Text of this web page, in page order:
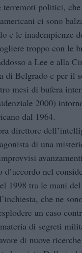
terremoti politici,
ci sono
e le inadempienze
troppo con le
a Lee e alla
di Belgrado e per il
mesi di bufera
2000)
dal 1964.
direttore
di una
d’accordo nel
1998 tra le mani
che ne
un caso
di segreti
di nuove